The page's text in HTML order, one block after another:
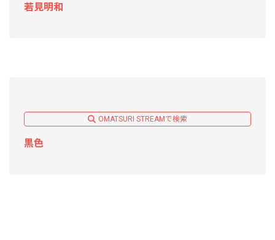
若見明和
OMATSURI STREAMで検索
黒色